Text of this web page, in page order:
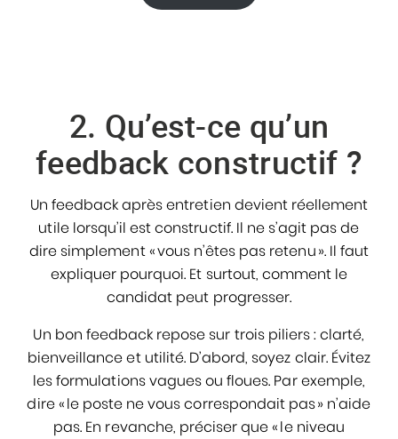
2. Qu’est-ce qu’un
feedback constructif ?
Un feedback après entretien devient réellement
utile lorsqu’il est constructif. Il ne s’agit pas de
dire simplement « vous n’êtes pas retenu ». Il faut
expliquer pourquoi. Et surtout, comment le
candidat peut progresser.
Un bon feedback repose sur trois piliers : clarté,
bienveillance et utilité. D’abord, soyez clair. Évitez
les formulations vagues ou floues. Par exemple,
dire « le poste ne vous correspondait pas » n’aide
pas. En revanche, préciser que « le niveau